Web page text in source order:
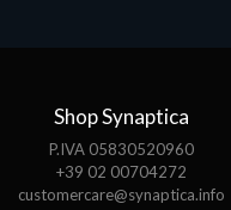
Shop Synaptica
P.IVA 05830520960
+39 02 00704272
customercare@synaptica.info